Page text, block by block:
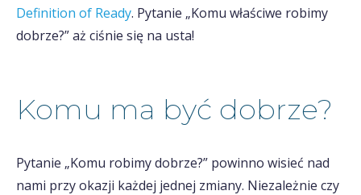
Definition of Ready. Pytanie „Komu właściwe robimy
dobrze?” aż ciśnie się na usta!
Komu ma być dobrze?
Pytanie „Komu robimy dobrze?” powinno wisieć nad
nami przy okazji każdej jednej zmiany. Niezależnie czy